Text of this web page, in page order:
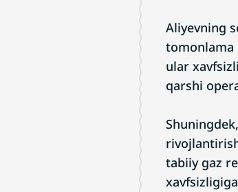
Aliyevning
tomonlama
ular
qarshi
tabiiy gaz